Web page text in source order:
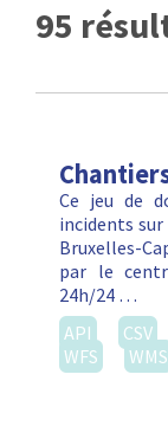
95
Ce jeu de
incidents
Bruxelles-
par le
24h/24 …
API
CSV
WFS
WMS